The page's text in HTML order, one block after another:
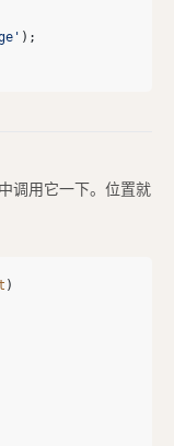
);
中调用它一下。位置就
)